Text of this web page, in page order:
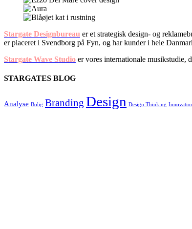
Stargate Designbureau er et strategisk design- og
er placeret i Svendborg på Fyn, og har kunder i hele
Stargate Wave Studio er vores internationale musikstudie,
STARGATES BLOG
Analyse Bolig Branding Design Design Thinking